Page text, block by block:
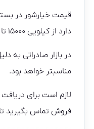
قیمت خیارشور در
دارد از کیلویی ۱۵۰۰۰ تا ۶۰۰۰۰ تومان متغییر است.
در بازار صادراتی به
مناسبتر خواهد بود.
لازم است برای دریافت
فروش تماس بگیرید تا